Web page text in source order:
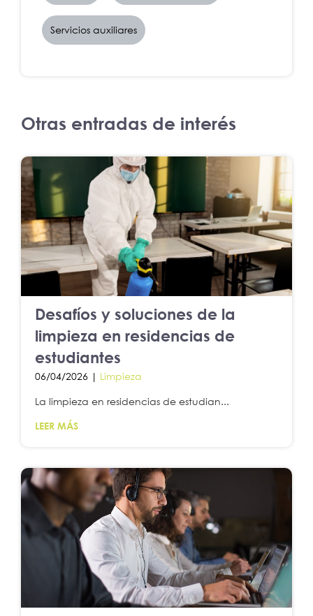
Servicios auxiliares
Otras entradas de interés
Desafíos y soluciones de la
limpieza en residencias de
estudiantes
06/04/2026 | Limpieza
La limpieza en residencias de estudian...
LEER MÁS